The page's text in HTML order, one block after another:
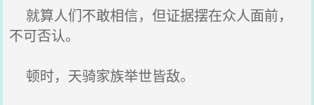
就算人们不敢相信，但证据摆在众人面前，
不可否认。
顿时，天骑家族举世皆敌。